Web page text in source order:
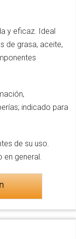
y eficaz. Ideal
de grasa, aceite,
indicado para
de su uso.
general.